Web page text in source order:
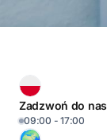
Zadzwoń do
09:00 - 17:00